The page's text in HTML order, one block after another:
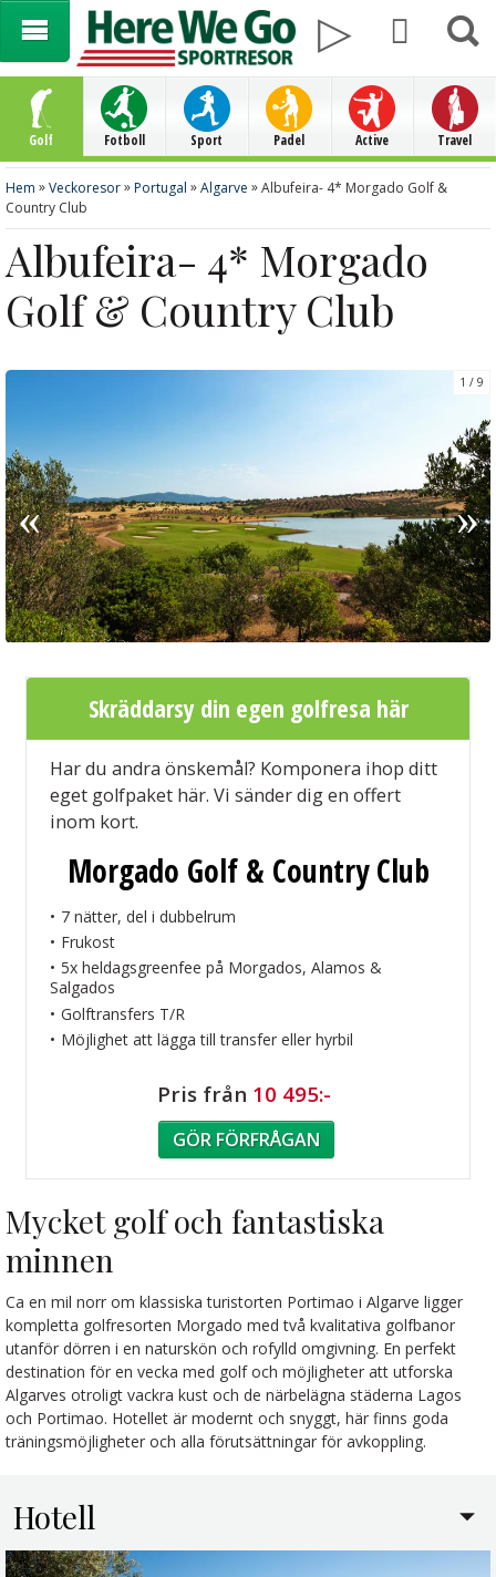
Golf Fotboll Sport Padel Active Travel
Hem »Veckoresor»Portugal »Algarve »Albufeira- 4* Morgado Golf &
Country Club
Albufeira- 4* Morgado
Golf & Country Club
1 9
Skräddarsy din egen golfresa här
Har du andra önskemål? Komponera ihop ditt
eget golfpaket här. Vi sänder dig en offert
inom kort.
Morgado Golf & Country Club
7 nätter, del i dubbelrum
Frukost
5x heldagsgreenfee på Morgados, Alamos &
Salgados
Golftransfers T/R
Möjlighet att lägga till transfer eller hyrbil
Pris från 10 495:-
GÖR FÖRFRÅGAN
Mycket golf och fantastiska
minnen
Ca en mil norr om klassiska turistorten Portimao i Algarve ligger
kompletta golfresorten Morgado med två kvalitativa golfbanor
utanför dörren i en naturskön och rofylld omgivning. En perfekt
destination för en vecka med golf och möjligheter att utforska
Algarves otroligt vackra kust och de närbelägna städerna Lagos
och Portimao. Hotellet är modernt och snyggt, här finns goda
träningsmöjligheter och alla förutsättningar för avkoppling.
Hotell